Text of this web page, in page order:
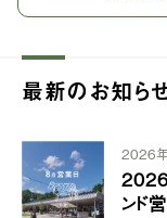
最新のお知ら
2026
2026
ンド